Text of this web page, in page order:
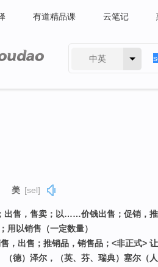
有道精品课 云笔记
中英
美 [sel]
出售，售卖；以……价钱出售；促销，
用以销售（一定数量）
，出售；推销品，销售品；<非正式>
（德）泽尔，（英、芬、瑞典）塞尔（人